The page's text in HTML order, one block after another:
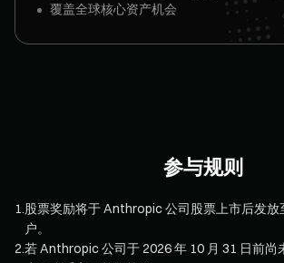
覆盖全球核心资产机会
参与规则
1.股票奖励将于 Anthropic 公司股票上市后发放
户。
2.若 Anthropic 公司于 2026 年 10 月 31 日前尚